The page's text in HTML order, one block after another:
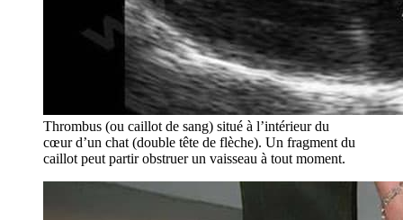
Thrombus (ou caillot de sang) situé à l’intérieur du
cœur d’un chat (double tête de flèche). Un fragment du
caillot peut partir obstruer un vaisseau à tout moment.